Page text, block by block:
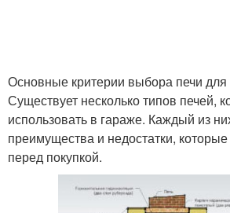
Основные критерии выбора печи для
Существует несколько типов печей,
использовать в гараже. Каждый из
преимущества и недостатки, которые
перед покупкой.